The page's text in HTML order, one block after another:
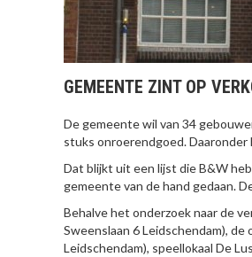
GEMEENTE ZINT OP
De gemeente wil van 34
stuks onroerendgoed. Daaronder
Dat blijkt uit een lijst die B&W
gemeente van de hand gedaan.
Behalve het onderzoek naar de
Sweenslaan 6 Leidschendam), de
Leidschendam), speellokaal De